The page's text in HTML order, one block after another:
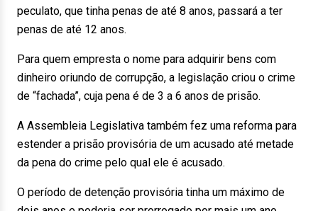
peculato, que tinha penas de até 8 anos, passará a ter
penas de até 12 anos.
Para quem empresta o nome para adquirir bens com
dinheiro oriundo de corrupção, a legislação criou o crime
de “fachada”, cuja pena é de 3 a 6 anos de prisão.
A Assembleia Legislativa também fez uma reforma para
estender a prisão provisória de um acusado até metade
da pena do crime pelo qual ele é acusado.
O período de detenção provisória tinha um máximo de